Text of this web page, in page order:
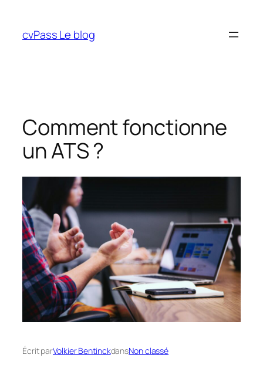
contenu
cvPass Le blog
Comment fonctionne
un ATS ?
Écrit parVolkier BentinckdansNon classé